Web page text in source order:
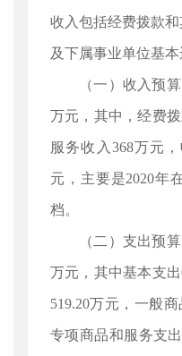
收入包括经费拨款
及下属事业单位基本
（一）收入预
万元，其中，经费
服务收入368万元
元，主要是2020年
档。
（二）支出预
万元，其中基本支
519.20万元，一般
专项商品和服务支